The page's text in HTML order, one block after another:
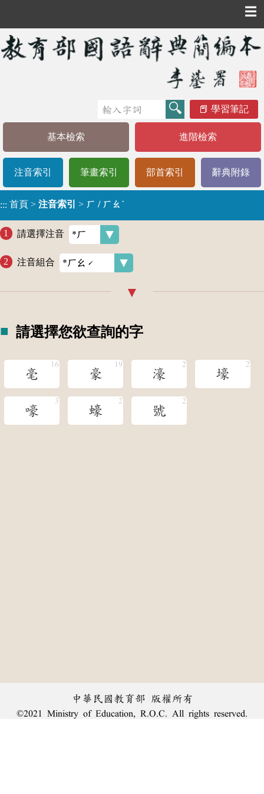
☰
學習筆記
基本檢索 進階檢索
注音索引 筆畫索引 部首索引 辭典附錄
::: 首頁 > 注音索引 > ㄏ / ㄏㄠˊ
請選擇注音
注音組合
請選擇您欲查詢的字
毫 豪 濠 壕
嚎 蠔 號
中華民國教育部 版權所有
©2021 Ministry of Education, R.O.C. All rights reserved.